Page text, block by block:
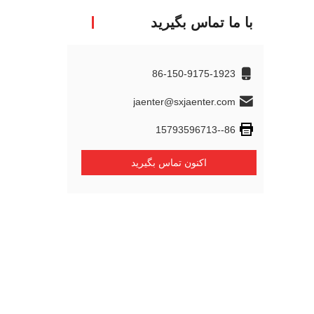
با ما تماس بگیرید
86-150-9175-1923
jaenter@sxjaenter.com
86--15793596713
اکنون تماس بگیرید